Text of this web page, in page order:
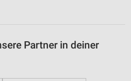
Partner in deiner